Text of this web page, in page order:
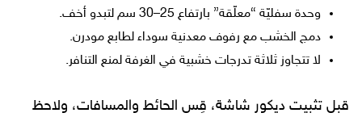
وحدة سفليّة “معلّقة” بارتفاع 25–30 سم لتبدو أخف.
دمج الخشب مع رفوف معدنية سوداء لطابع مودرن.
لا تتجاوز ثلاثة تدرجات خشبية في الغرفة لمنع التنافر.
قبل تثبيت ديكور شاشة، قِس الحائط والمسافات، ولاحظ